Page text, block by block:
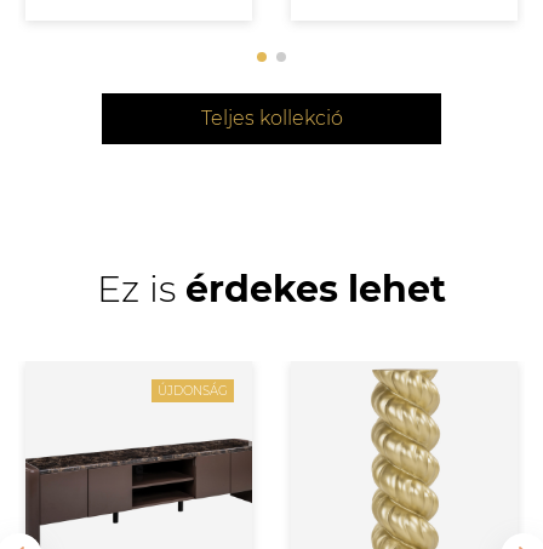
Teljes kollekció
Ez is érdekes lehet
ÚJDONSÁG